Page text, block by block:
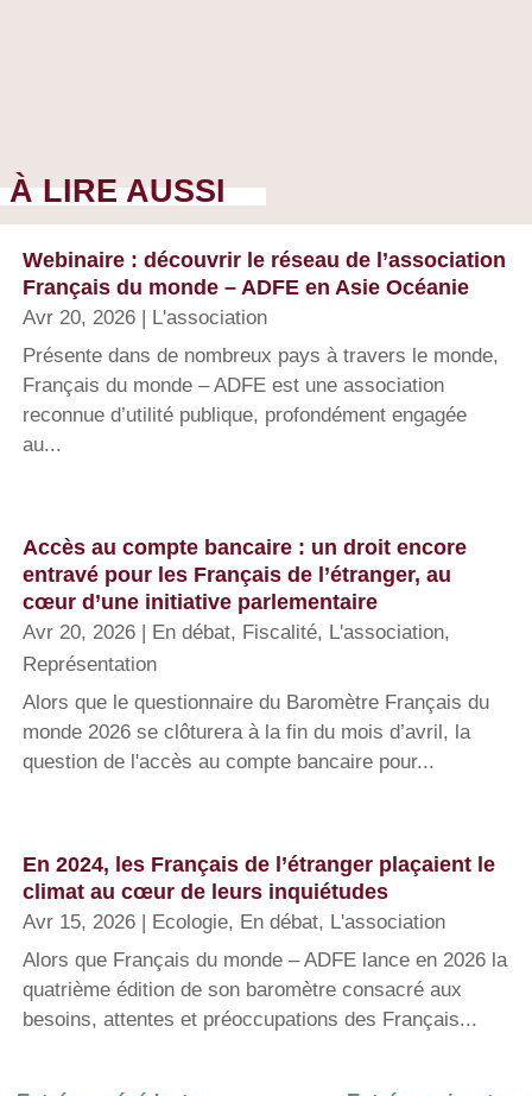
À LIRE AUSSI
Webinaire : découvrir le réseau de l’association
Français du monde – ADFE en Asie Océanie
Avr 20, 2026
L'association
Présente dans de nombreux pays à travers le monde,
Français du monde – ADFE est une association
reconnue d’utilité publique, profondément engagée
au...
Accès au compte bancaire : un droit encore
entravé pour les Français de l’étranger, au
cœur d’une initiative parlementaire
Avr 20, 2026 En débat, Fiscalité, L'association,
Représentation
Alors que le questionnaire du Baromètre Français du
monde 2026 se clôturera à la fin du mois d’avril, la
question de l'accès au compte bancaire pour...
En 2024, les Français de l’étranger plaçaient le
climat au cœur de leurs inquiétudes
Avr 15, 2026 Ecologie, En débat, L'association
Alors que Français du monde – ADFE lance en 2026 la
quatrième édition de son baromètre consacré aux
besoins, attentes et préoccupations des Français...